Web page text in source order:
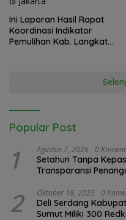
Ini Laporan Hasil Rapat
Koordinasi Indikator
Pemulihan Kab. Langkat
Popular Post
1 Agustus 7, 2026 0
Setahun Tanpa
Transparansi
2 Oktober 18, 2025 0
Deli Serdang
Sumut Miliki 300